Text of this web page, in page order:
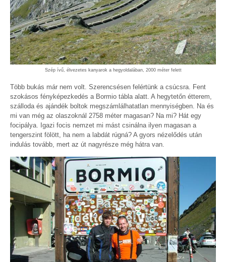
Szép ívű, élvezetes kanyarok a hegyoldalában, 2000 méter felett
Több bukás már nem volt. Szerencsésen felértünk a csúcsra. Fent
szokásos fényképezkedés a Bormio tábla alatt. A hegytetőn étterem,
szálloda és ajándék boltok megszámlálhatatlan mennyiségben. Na és
mi van még az olaszoknál 2758 méter magasan? Na mi? Hát egy
focipálya. Igazi focis nemzet mi mást csinálna ilyen magasan a
tengerszint fölött, ha nem a labdát rúgná? A gyors nézelődés után
indulás tovább, mert az út nagyrésze még hátra van.